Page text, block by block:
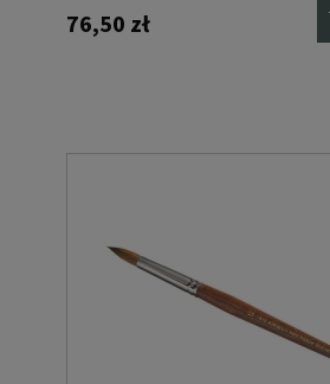
76,50 zł